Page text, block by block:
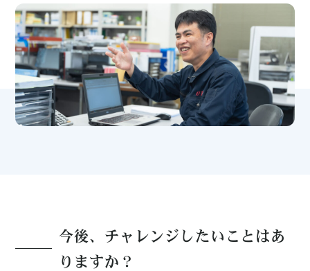
今後、チャレンジしたいことはあ
りますか？